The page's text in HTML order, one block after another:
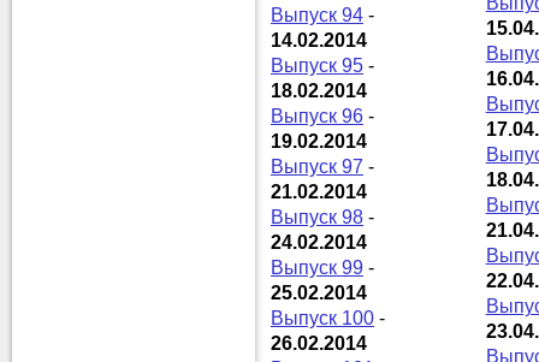
Выпуск 94 -
14.02.2014
Выпуск 95 -
18.02.2014
Выпуск 96 -
19.02.2014
Выпуск 97 -
21.02.2014
Выпуск 98 -
24.02.2014
Выпуск 99 -
25.02.2014
Выпуск 100 -
26.02.2014